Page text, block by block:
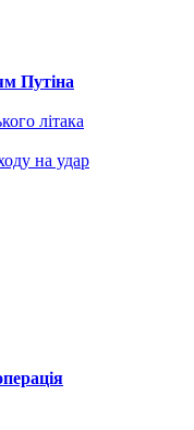
Путіна
літака
на удар